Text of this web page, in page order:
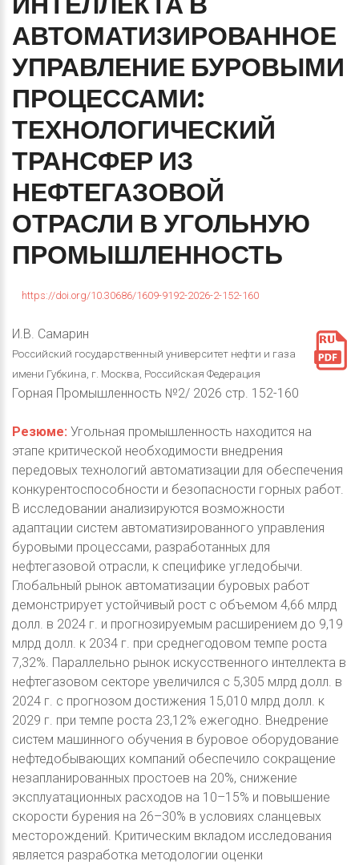
АВТОМАТИЗИРОВАННОЕ
УПРАВЛЕНИЕ БУРОВЫМИ
ПРОЦЕССАМИ:
ТЕХНОЛОГИЧЕСКИЙ
ТРАНСФЕР ИЗ
НЕФТЕГАЗОВОЙ
ОТРАСЛИ ВУГОЛЬНУЮ
ПРОМЫШЛЕННОСТЬ
https://doi.org/10.30686/1609-9192-2026-2-152-160
И.В. Самарин
Российский государственный университет нефти и газа
имени Губкина, г. Москва, Российская Федерация
Горная Промышленность №2/ 2026 стр. 152-160
Резюме: Угольная промышленность находится на
этапе критической необходимости внедрения
передовых технологий автоматизации для обеспечения
конкурентоспособности и безопасности горных работ.
В исследовании анализируются возможности
адаптации систем автоматизированного управления
буровыми процессами, разработанных для
нефтегазовой отрасли, к специфике угледобычи.
Глобальный рынок автоматизации буровых работ
демонстрирует устойчивый рост с объемом 4,66 млрд
долл. в 2024 г. и прогнозируемым расширением до 9,19
млрд долл. к 2034 г. при среднегодовом темпе роста
7,32%. Параллельно рынок искусственного интеллекта в
нефтегазовом секторе увеличился с 5,305 млрд долл. в
2024 г. с прогнозом достижения 15,010 млрд долл. к
2029 г. при темпе роста 23,12% ежегодно. Внедрение
систем машинного обучения в буровое оборудование
нефтедобывающих компаний обеспечило сокращение
незапланированных простоев на 20%, снижение
эксплуатационных расходов на 10–15% и повышение
скорости бурения на 26–30% в условиях сланцевых
месторождений. Критическим вкладом исследования
является разработка методологии оценки